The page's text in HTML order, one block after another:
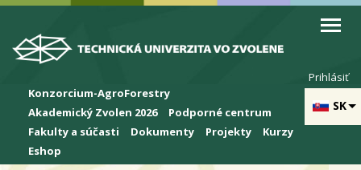
Skip to cookies
Skip to navigation
Skočiť na hlavný obsah
SK
Prihlásiť
Konzorcium-AgroForestry
Akademický Zvolen 2026
Podporné centrum
Fakulty a súčasti
Dokumenty Projekty
Kurzy
Eshop